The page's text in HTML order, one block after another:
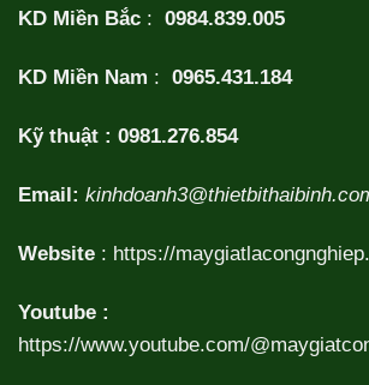
KD Miền Bắc : 0984.839.005
KD Miền Nam : 0965.431.184
Kỹ thuật : 0981.276.854
Email:
Website : https://
Youtube :
https://www.youtube.com/